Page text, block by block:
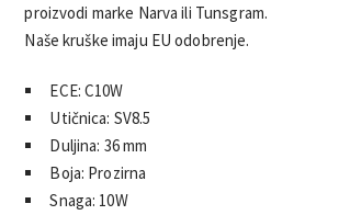
proizvodi marke Narva ili Tunsgram.
Naše kruške imaju EU odobrenje.
ECE: C10W
Utičnica: SV8.5
Duljina: 36 mm
Boja: Prozirna
Snaga: 10W